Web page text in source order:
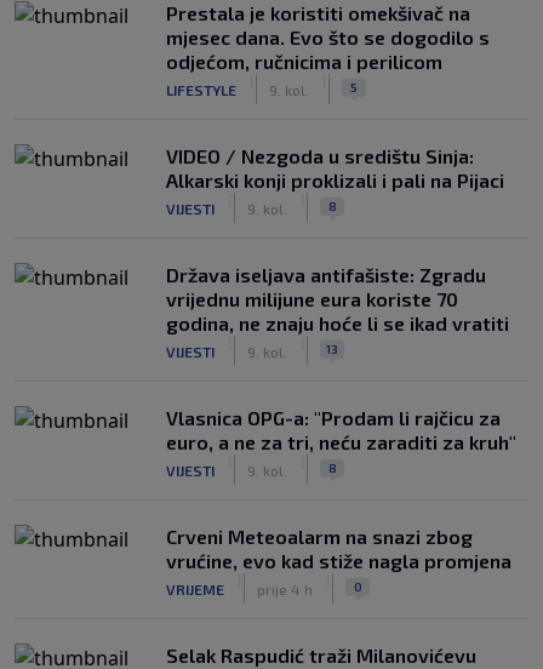
Prestala je koristiti omekšivač na
mjesec dana. Evo što se dogodilo s
odjećom, ručnicima i perilicom
LIFESTYLE 9. kol. 5
VIDEO / Nezgoda u središtu Sinja:
Alkarski konji proklizali i pali na Pijaci
VIJESTI 9. kol. 8
Država iseljava antifašiste: Zgradu
vrijednu milijune eura koriste 70
godina, ne znaju hoće li se ikad vratiti
VIJESTI 9. kol. 13
Vlasnica OPG-a: "Prodam li rajčicu za
euro, a ne za tri, neću zaraditi za kruh"
VIJESTI 9. kol. 8
Crveni Meteoalarm na snazi zbog
vrućine, evo kad stiže nagla promjena
VRIJEME prije 4 h 0
Selak Raspudić traži Milanovićevu